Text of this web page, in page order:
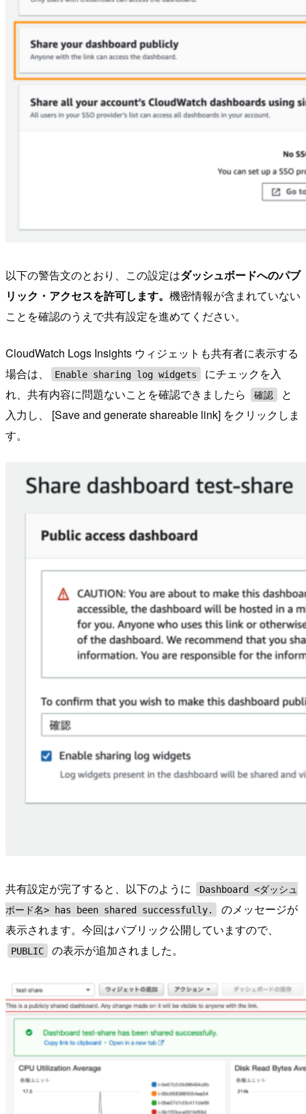
以下の警告文のとおり、この設定はダッシュボードへのパブ
リック・アクセスを許可します。 機密情報が含まれていない
ことを確認のうえで共有設定を進めてください。
CloudWatch Logs Insights ウィジェットも共有者に表示する
場合は、
Enable sharing log widgets
にチェックを入
れ、共有内容に問題ないことを確認できましたら
確認
と
入力し、 [Save and generate shareable link] をクリックしま
す。
共有設定が完了すると、以下のように
Dashboard <ダッシュ
ボード名> has been shared successfully.
のメッセージが
表示されます。今回はパブリック公開していますので、
PUBLIC の表示が追加されました。